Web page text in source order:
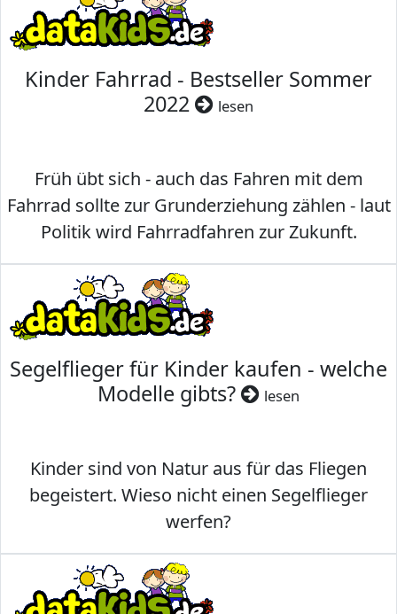
Kinder Fahrrad - Bestseller Sommer
2022
lesen
Früh übt sich - auch das Fahren mit dem
Fahrrad sollte zur Grunderziehung zählen - laut
Politik wird Fahrradfahren zur Zukunft.
Segelflieger für Kinder kaufen - welche
Modelle gibts?
lesen
Kinder sind von Natur aus für das Fliegen
begeistert. Wieso nicht einen Segelflieger
werfen?